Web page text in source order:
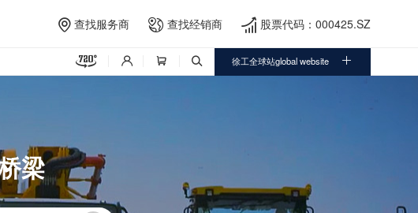
 查找服务商  查找经销商  股票代码：000425.SZ
    徐工全球站global website 
梁